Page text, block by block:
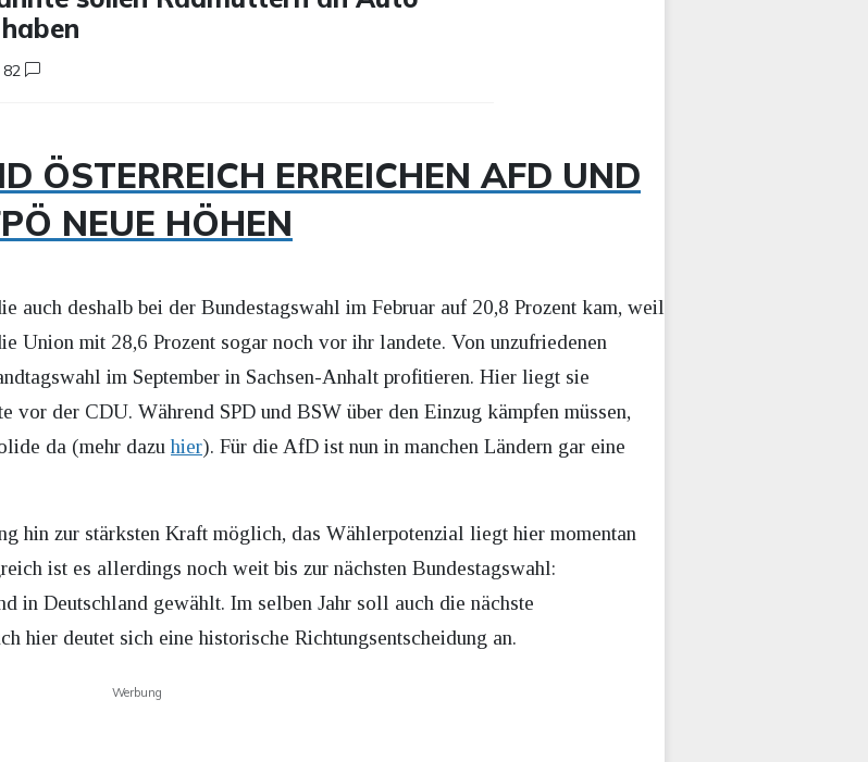
82
ÖSTERREICH ERREICHEN AFD UND
NEUE HÖHEN
auch deshalb bei der Bundestagswahl im Februar auf 20,8 Prozent kam, weil
Union mit 28,6 Prozent sogar noch vor ihr landete. Von unzufriedenen
im September in Sachsen-Anhalt profitieren. Hier liegt sie
vor der CDU. Während SPD und BSW über den Einzug kämpfen müssen,
da (mehr dazuhier). Für die AfD ist nun in manchen Ländern gar eine
hin zur stärksten Kraft möglich, das Wählerpotenzial liegt hier momentan
ist es allerdings noch weit bis zur nächsten Bundestagswahl:
in Deutschland gewählt. Im selben Jahr soll auch die nächste
hier deutet sich eine historische Richtungsentscheidung an.
Werbung